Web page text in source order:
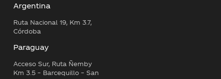
Argentina
Ruta Nacional 19, Km 3.7,
Córdoba
Paraguay
Acceso Sur, Ruta Ñemby
Km 3.5 – Barcequillo – San